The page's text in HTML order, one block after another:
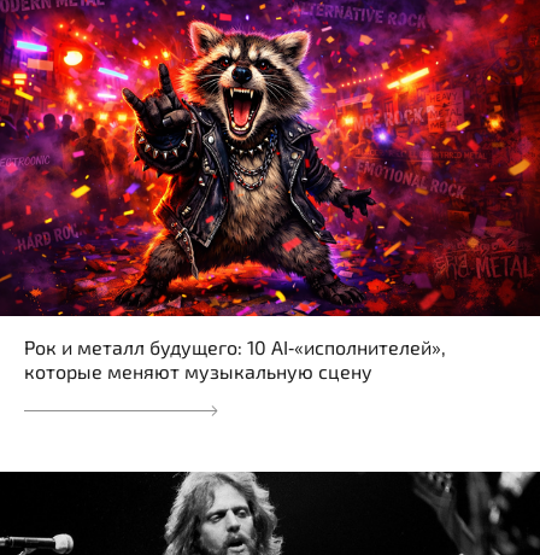
Рок и металл будущего: 10 AI‑«исполнителей»,
которые меняют музыкальную сцену